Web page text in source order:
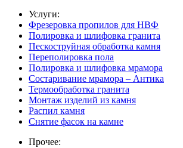
Услуги:
Фрезеровка пропилов для НВФ
Полировка и шлифовка гранита
Пескоструйная обработка камня
Переполировка пола
Полировка и шлифовка мрамора
Состаривание мрамора – Антика
Термообработка гранита
Монтаж изделий из камня
Распил камня
Снятие фасок на камне
Прочее: